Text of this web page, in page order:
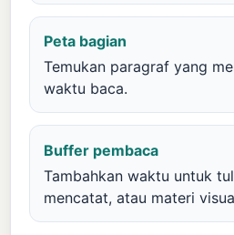
Peta bagian
Temukan paragraf yang
waktu baca.
Buffer pembaca
Tambahkan waktu untuk
mencatat, atau materi